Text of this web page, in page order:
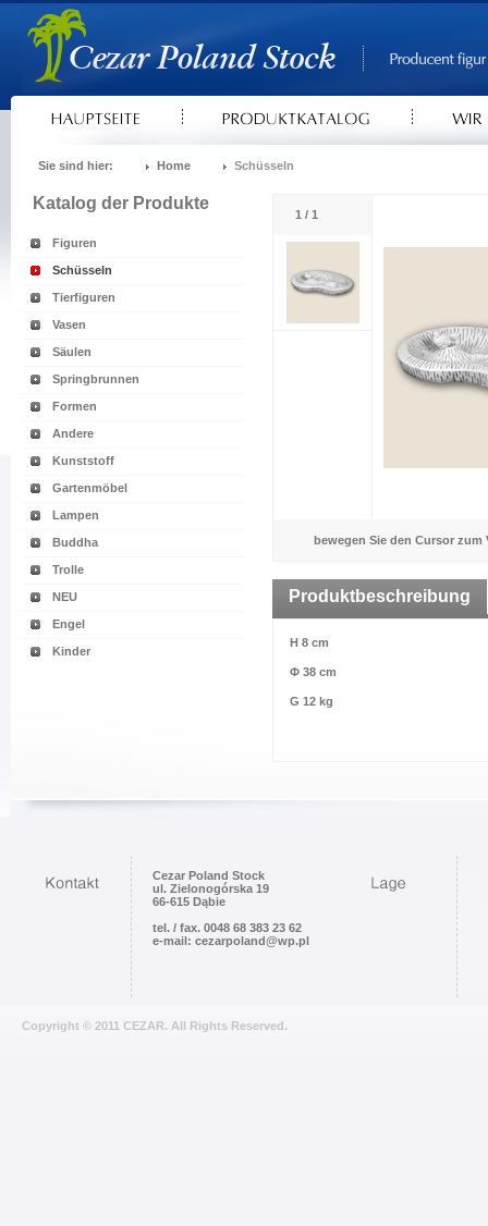
Sie sind hier: Home Schüsseln
Katalog der Produkte
Figuren
Schüsseln
Tierfiguren
Vasen
Säulen
Springbrunnen
Formen
Andere
Kunststoff
Gartenmöbel
Lampen
Buddha
Trolle
NEU
Engel
Kinder
1 / 1
bewegen Sie den Cursor zum
Produktbeschreibung
H 8 cm
Φ 38 cm
G 12 kg
Cezar Poland Stock
ul. Zielonogórska 19
66-615 Dąbie
tel. / fax. 0048 68 383 23 62
e-mail: cezarpoland@wp.pl
Copyright © 2011 CEZAR. All Rights Reserved.